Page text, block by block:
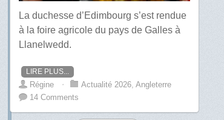
La duchesse d’Edimbourg s’est rendue
à la foire agricole du pays de Galles à
Llanelwedd.
LIRE PLUS...
Régine ⋅ Actualité 2026, Angleterre
14 Comments